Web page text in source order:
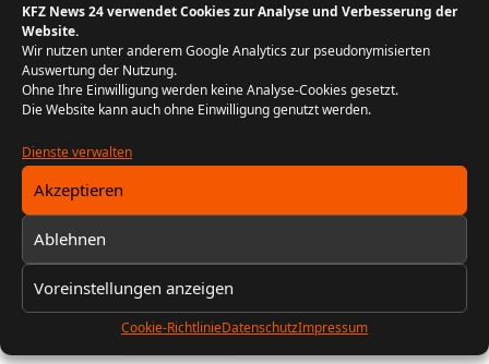
KFZ News 24 verwendet Cookies zur Analyse und Verbesserung der
Website.
Wir nutzen unter anderem Google Analytics zur pseudonymisierten
Auswertung der Nutzung.
Ohne Ihre Einwilligung werden keine Analyse-Cookies gesetzt.
Die Website kann auch ohne Einwilligung genutzt werden.
Dienste verwalten
Akzeptieren
Ablehnen
Voreinstellungen anzeigen
Cookie-RichtlinieDatenschutzImpressum
1
Der Bikergruß: Ein Zeichen der
REDAKTION KFZ NEWS 24
5 MIN. LESEZEIT
2
FIN entschlüsseln: Baujahr, Motor &
Ausstattung prüfen
10 MIN. LESEZEIT
3
und was ist verboten?
REDAKTION KFZ NEWS 24
6. JANUAR 2025